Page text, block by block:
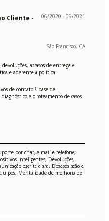
Cliente -
06/2020 - 09/2021
São Francisco, CA
atrasos de entrega e
e aderente à política.
de contato à base de
e o roteamento de casos
por chat, e-mail e telefone,
inteligentes, Devoluções,
escrita clara, Desescalação e
Mentalidade de melhoria de